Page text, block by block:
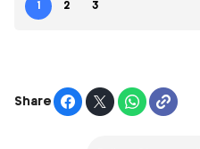
1 2 3
Share